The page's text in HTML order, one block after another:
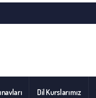
Dil Kurslarımız